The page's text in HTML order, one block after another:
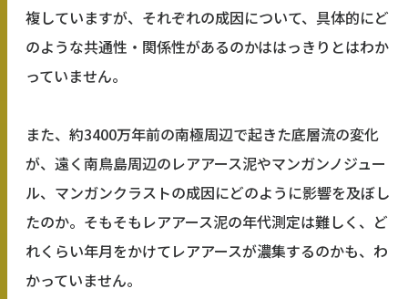
複していますが、それぞれの成因について、具体的にど
のような共通性・関係性があるのかははっきりとはわか
っていません。
また、約3400万年前の南極周辺で起きた底層流の変化
が、遠く南鳥島周辺のレアアース泥やマンガンノジュー
ル、マンガンクラストの成因にどのように影響を及ぼし
たのか。そもそもレアアース泥の年代測定は難しく、ど
れくらい年月をかけてレアアースが濃集するのかも、わ
かっていません。